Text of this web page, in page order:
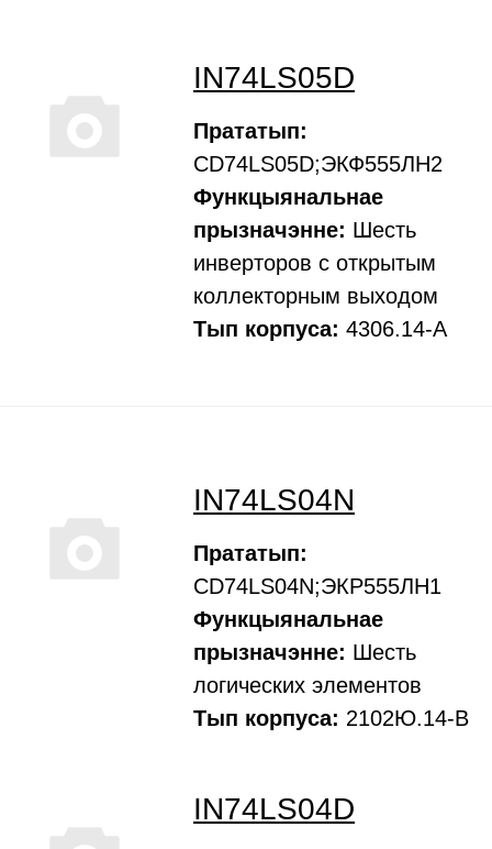
IN74LS05D
Прататып:
CD74LS05D;ЭКФ555ЛН2
Функцыянальнае
прызначэнне: Шесть
инверторов с открытым
коллекторным выходом
Тып корпуса: 4306.14-А
IN74LS04N
Прататып:
CD74LS04N;ЭКР555ЛН1
Функцыянальнае
прызначэнне: Шесть
логических элементов
Тып корпуса: 2102Ю.14-В
IN74LS04D